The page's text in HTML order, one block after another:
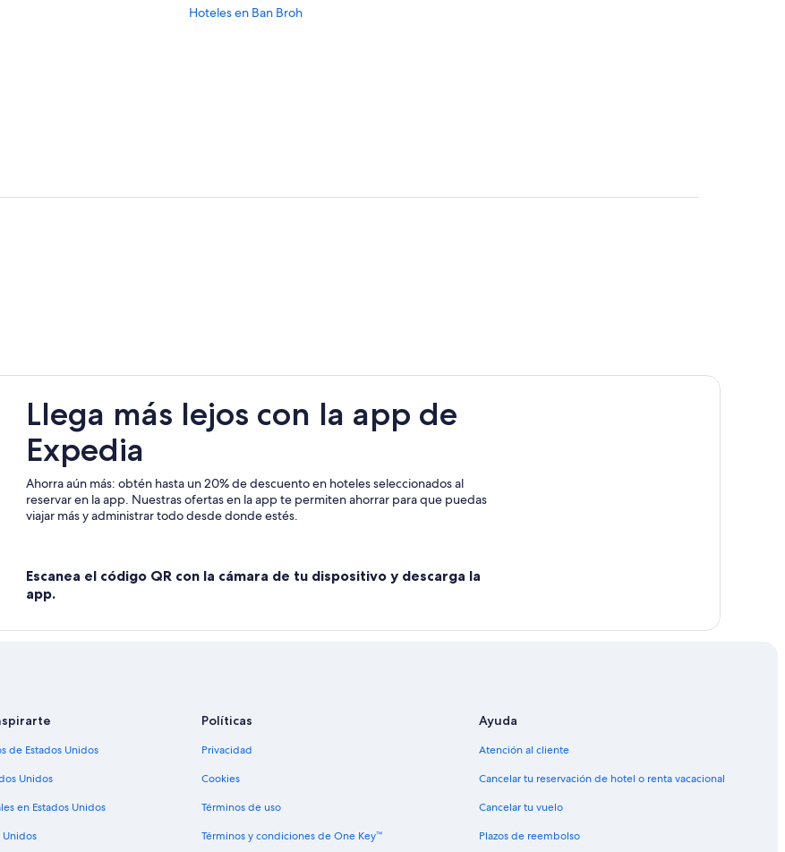
Hoteles en Ban Broh
Llega más lejos con la app de
Expedia
Ahorra aún más: obtén hasta un 20% de descuento en hoteles seleccionados al
reservar en la app. Nuestras ofertas en la app te permiten ahorrar para que puedas
viajar más y administrar todo desde donde estés.
Escanea el código QR con la cámara de tu dispositivo y descarga la
app.
de Estados Unidos
Unidos
en Estados Unidos
Unidos
Políticas
Privacidad
Cookies
Términos de uso
Términos y condiciones de One Key™
Ayuda
Atención al cliente
Cancelar tu reservación de hotel o renta vacacional
Cancelar tu vuelo
Plazos de reembolso